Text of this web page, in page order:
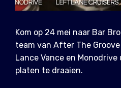
Kom op 24 mei naar Bar
team van After The
Lance Vance en
platen te draaien.